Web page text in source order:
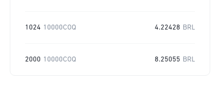
1024 10000COQ 4.22428 BRL
2000 10000COQ 8.25055 BRL